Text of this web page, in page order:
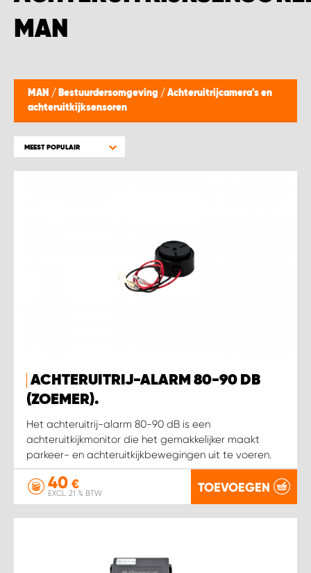
MAN
MAN / Bestuurdersomgeving / Achteruitrijcamera's en
achteruitkijksensoren
MEEST POPULAIR
ACHTERUITRIJ-ALARM 80-90 DB
(ZOEMER).
Het achteruitrij-alarm 80-90 dB is een
achteruitkijkmonitor die het gemakkelijker maakt
parkeer- en achteruitkijkbewegingen uit te voeren.
40 €
EXCL. 21 % BTW TOEVOEGEN
WORK SYSTEM BEST
WORK SYSTEM EVERDINGEN
WORK SYSTEM GORREDIJK
WORK SYSTEM GRONINGEN
WORK SYSTEM LOPIK AUTOSERVICE BENSCHOP
WORK SYSTEM LOPIK GARAGE STUIVENBERG
WORK SYSTEM NIEUWERKERK AAN DEN IJSSEL